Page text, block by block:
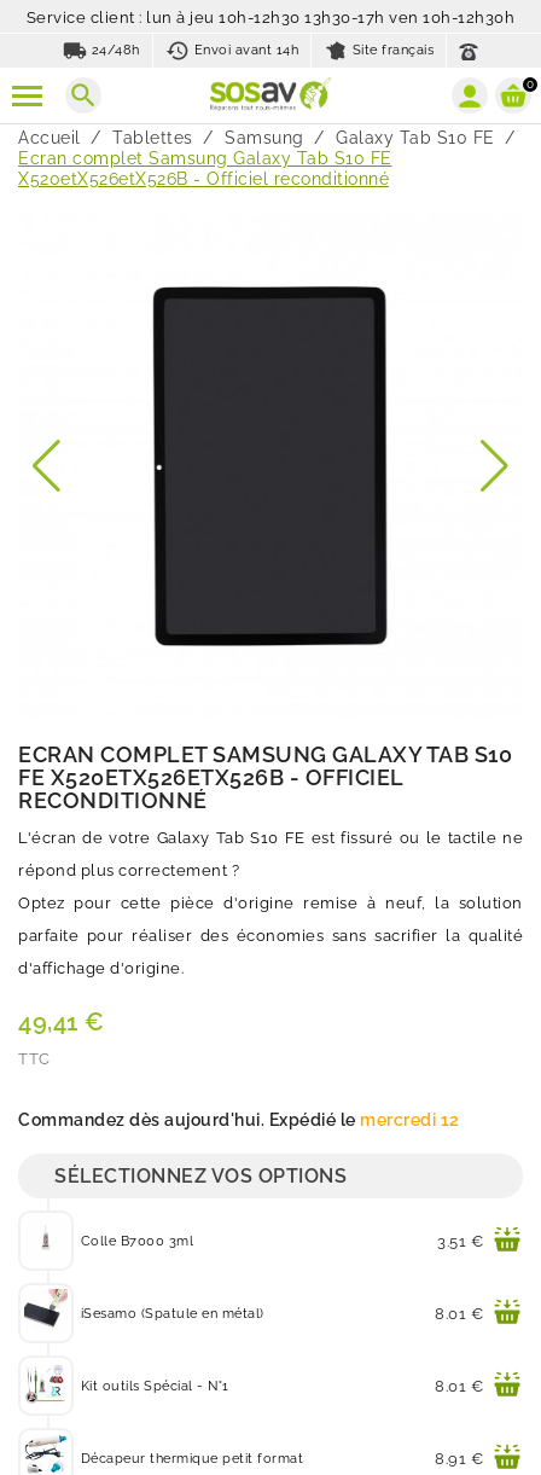
Service client : lun à jeu 10h-12h30 13h30-17h ven 10h-12h30h
local_shipping 24/48h history_toggle_off
Envoi avant 14h Site français
search 0
Accueil Tablettes Samsung
Galaxy Tab S10 FE
Ecran complet Samsung Galaxy Tab S10 FE
X520etX526etX526B - Officiel reconditionné
ECRAN COMPLET SAMSUNG GALAXY TAB S10
FE X520ETX526ETX526B - OFFICIEL
RECONDITIONNÉ
L'écran de votre Galaxy Tab S10 FE est fissuré ou le tactile ne
répond plus correctement ?
Optez pour cette pièce d'origine remise à neuf, la solution
parfaite pour réaliser des économies sans sacrifier la qualité
d'affichage d'origine.
49,41 €
TTC
Commandez dès aujourd'hui. Expédié le mercredi 12
SÉLECTIONNEZ VOS OPTIONS
Colle B7000 3ml Prix
3.51 €
iSesamo (Spatule en métal) Prix
8.01 €
Kit outils Spécial - N°1 Prix
8.01 €
Décapeur thermique petit format Prix
8.91 €